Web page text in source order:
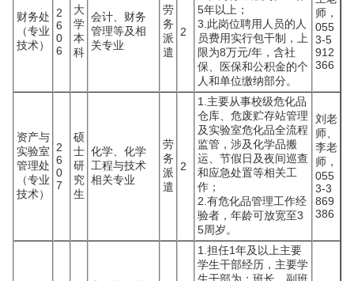
财务处
（专业
技术）
2
6
0
6
大
学
本
科
会计、财务
管理等及相
关专业
劳
务
派
遣
2
5年以上；
3.此岗位聘用人员的人
员费用实行包干制，上
限为8万元/年，含社
保、医保和公积金的个
人和单位缴纳部分。
师，
055
3-5
912
366
资产与
实验室
管理处
（专业
技术）
2
6
0
7
硕
士
研
究
生
化学、化学
工程与技术
相关专业
劳
务
派
遣
2
1.主要从事校级危化品
仓库、危废贮存站管理
及实验室危化品全流程
监管，涉及化学品搬
运、节假日及夜间巡查
和应急处置等相关工
作；
2.有危化品管理工作经
验者，年龄可放宽至3
5周岁。
刘老
师、
李老
师，
055
3-3
869
386
1.担任1年及以上主要
学生干部经历，主要学